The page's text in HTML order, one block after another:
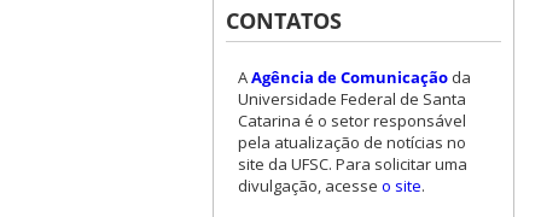
CONTATOS
AAgência de Comunicaçãoda
Universidade Federal de Santa
Catarina é o setor responsável
pela atualização de notícias no
site da UFSC. Para solicitar uma
divulgação, acesse o site.